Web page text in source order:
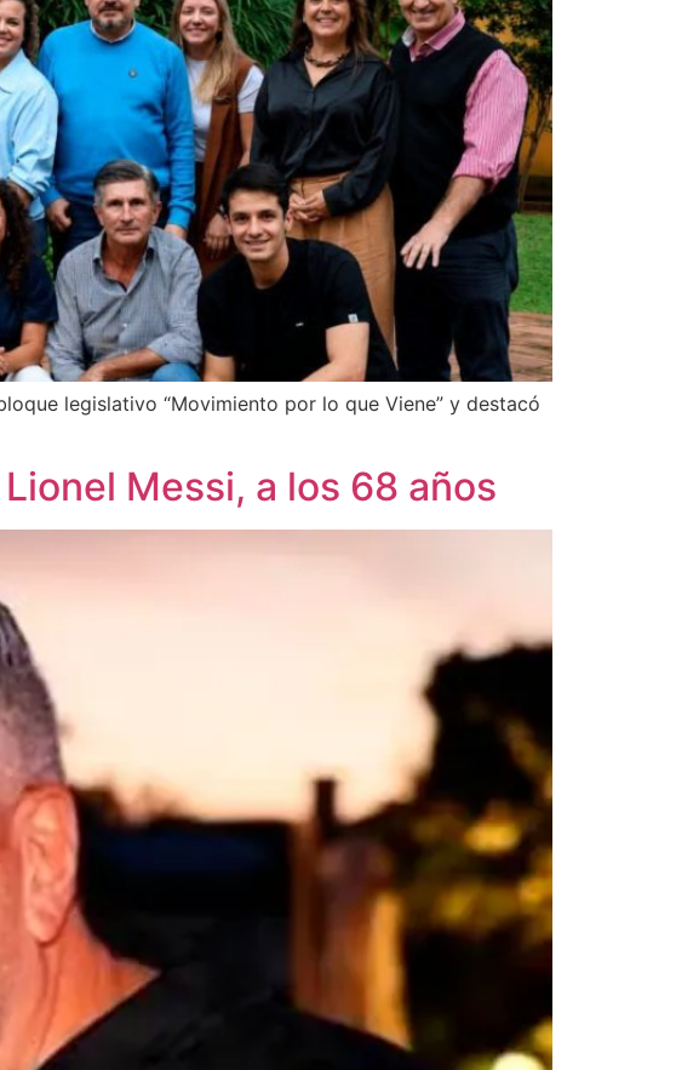
legislativo “Movimiento por lo que Viene” y destacó
Messi, a los 68 años